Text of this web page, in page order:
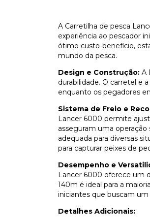
A Carretilha de pesca
experiência ao pescador
ótimo custo-benefício,
mundo da pesca.
Design e Construção: A
durabilidade. O carretel e
enquanto os pegadores
Sistema de Freio e
Lancer 6000 permite
asseguram uma
adequada para diversas
para capturar peixes de
Desempenho e
Lancer 6000 oferece um
140m é ideal para a
iniciantes que buscam
Detalhes Adicionais: